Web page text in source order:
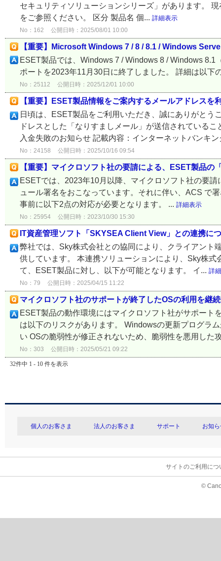
セキュリティソリューションシリーズ」があります。
をご参照ください。 区分 製品名 個... 詳細表示
No：162 公開日時：2025/08/01 10:00
【重要】Microsoft Windows 7 / 8 / 8.1 / Windows
ESET製品では、Windows 7 / Windows 8 / Windows
ポートを2023年11月30日に終了しました。 詳細は以
No：25112 公開日時：2025/12/01 10:00
【重要】ESET製品情報をご案内するメールアドレス
日頃は、ESET製品をご利用いただき、誠にありがと
ドレスとした「なりすましメール」が送信されている
入金失敗のお知らせ 記載内容：インターネットバンキ
No：24158 公開日時：2025/10/16 09:54
【重要】マイクロソフト社の要請による、ESET製品
ESETでは、2023年10月以降、マイクロソフト社の要
ュール署名をおこなっています。それに伴い、ACS で
事前に以下2点の対応が必要となります。 ... 詳細表示
No：25954 公開日時：2023/10/30 15:30
IT資産管理ソフト「SKYSEA Client View」との連携に
弊社では、Sky株式会社との協同により、クライアント
供しています。 本連携ソリューションにより、Sky株
て、ESET製品に対し、以下が可能となります。 イ... 詳
No：79 公開日時：2025/04/15 11:22
マイクロソフト社のサポートが終了したOSの利用を継
ESET製品の動作環境にはマイクロソフト社がサポート
は以下のリスクがあります。 Windowsの更新プログラ
い OSの脆弱性が修正されないため、脆弱性を悪用した
No：303 公開日時：2025/05/21 09:22
32件中 1 - 10 件を表示
個人のお客さま 法人のお客さま サポート お知
サイトのご利用につ
©